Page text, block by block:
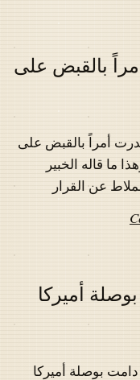
بالقبض على
أمراً بالقبض على
ما قاله الخبير
عن القرار
أميركا
بوصلة أميركا